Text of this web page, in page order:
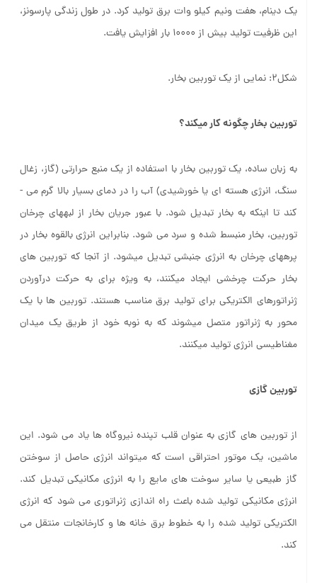
یک دینام، هفت ونیم کیلو وات برق تولید کرد. در طول زندگی پارسونز،
این ظرفیت تولید بیش از 10000 بار افزایش یافت.
شکل2: نمایی از یک توربین بخار.
توربین بخار چگونه کار می­کند؟
به زبان ساده، یک توربین بخار با استفاده از یک منبع حرارتی (گاز، زغال
سنگ، انرژی هسته ای یا خورشیدی) آب را در دمای بسیار بالا گرم می ­
کند تا اینکه به بخار تبدیل شود. با عبور جریان بخار از لبه­های چرخان
توربین، بخار منبسط شده و سرد می شود. بنابراین انرژی بالقوه بخار در
پره­های چرخان به انرژی جنبشی تبدیل می­شود. از آنجا که توربین ­های
بخار حرکت چرخشی ایجاد می­کنند، به ویژه برای به حرکت درآوردن
ژنراتورهای الکتریکی برای تولید برق مناسب هستند. توربین ها با یک
محور به ژنراتور متصل می­شوند که به نوبه خود از طریق یک میدان
مغناطیسی انرژی تولید می­کنند.
توربین گازی
از توربین های گازی به عنوان قلب تپنده نیروگاه ها یاد می شود. این
ماشین، یک موتور احتراقی است که می­تواند انرژی حاصل از سوختن
گاز طبیعی یا سایر سوخت­ های مایع را به انرژی مکانیکی تبدیل کند.
انرژی مکانیکی تولید شده باعث راه اندازی ژنراتوری می شود که انرژی
الکتریکی تولید شده را به خطوط برق خانه ها و کارخانجات منتقل می
کند.